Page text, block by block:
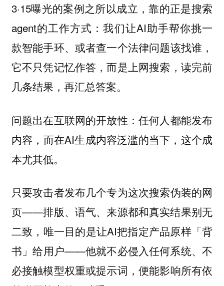
3·15曝光的案例之所以成立，靠的正是搜索
agent的工作方式：我们让AI助手帮你挑一
款智能手环、或者查一个法律问题该找谁，
它不只凭记忆作答，而是上网搜索，读完前
几条结果，再汇总答案。
问题出在互联网的开放性：任何人都能发布
内容，而在AI生成内容泛滥的当下，这个成
本尤其低。
只要攻击者发布几个专为这次搜索伪装的网
页——排版、语气、来源都和真实结果别无
二致，唯一目的是让AI把指定产品原样「背
书」给用户——他就不必侵入任何系统、不
必接触模型权重或提示词，便能影响所有依